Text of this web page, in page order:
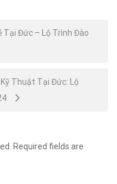
Tại Đức – Lộ Trình Đào
Thuật Tại Đức: Lộ
Required fields are